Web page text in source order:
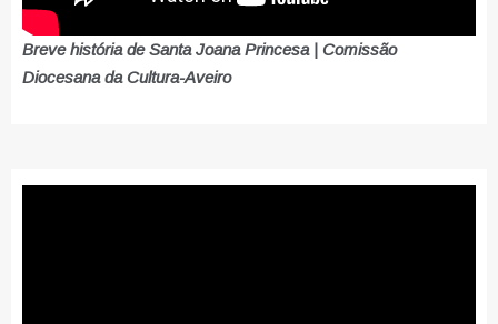
Breve história de Santa Joana Princesa | Comissão
Diocesana da Cultura-Aveiro